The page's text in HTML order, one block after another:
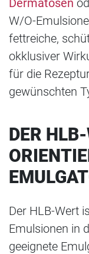
W/O-
fettreiche,
okklusiver
für die
gewünschten
DER
Der HLB-Wert
Emulsionen in
geeignete